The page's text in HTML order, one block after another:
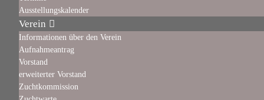
Ausstellungskalender
Verein
Informationen über den Verein
Aufnahmeantrag
Vorstand
erweiterter Vorstand
Zuchtkommission